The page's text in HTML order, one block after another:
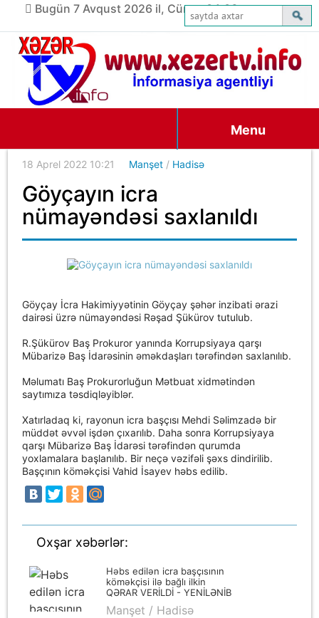
Bugün 7 Avqust 2026 il, Cümə, 04:06
Menu
18 Aprel 2022 10:21 Manşet / Hadisə
Göyçayın icra
nümayəndəsi saxlanıldı
Göyçay İcra Hakimiyyətinin Göyçay şəhər inzibati ərazi
dairəsi üzrə nümayəndəsi Rəşad Şükürov tutulub.
R.Şükürov Baş Prokuror yanında Korrupsiyaya qarşı
Mübarizə Baş İdarəsinin əməkdaşları tərəfindən saxlanılıb.
Məlumatı Baş Prokurorluğun Mətbuat xidmətindən
saytımıza təsdiqləyiblər.
Xatırladaq ki, rayonun icra başçısı Mehdi Səlimzadə bir
müddət əvvəl işdən çıxarılıb. Daha sonra Korrupsiyaya
qarşı Mübarizə Baş İdarəsi tərəfindən qurumda
yoxlamalara başlanılıb. Bir neçə vəzifəli şəxs dindirilib.
Başçının köməkçisi Vahid İsayev həbs edilib.
Oxşar xəbərlər:
Həbs edilən icra başçısının
köməkçisi ilə bağlı ilkin
QƏRAR VERİLDİ - YENİLƏNİB
Manşet / Hadisə